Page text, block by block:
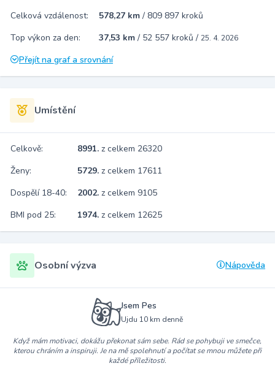
Celková vzdálenost:
578,27 km / 809 897 kroků
Top výkon za den:
37,53 km / 52 557 kroků / 25. 4. 2026
Přejít na graf a srovnání
Umístění
Celkově: 8991. z celkem 26320
Ženy:
5729. z celkem 17611
Dospělí 18-40:
2002. z celkem 9105
BMI pod 25:
1974. z celkem 12625
Osobní výzva Nápověda
Jsem Pes
Ujdu 10 km denně
Když mám motivaci, dokážu překonat sám sebe. Rád se pohybuji ve smečce,
kterou chráním a inspiruji. Je na mě spolehnutí a počítat se mnou můžete při
každé příležitosti.